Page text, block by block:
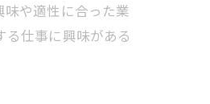
や適性に合った業
仕事に興味がある